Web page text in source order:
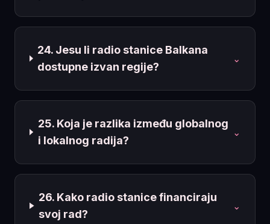
24. Jesu li radio stanice Balkana
dostupne izvan regije?
⌄
25. Koja je razlika između globalnog
i lokalnog radija?
⌄
26. Kako radio stanice financiraju
svoj rad?
⌄